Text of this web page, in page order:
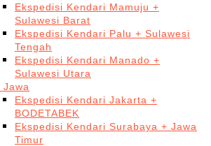
Ekspedisi Kendari Mamuju +
Sulawesi Barat
Ekspedisi Kendari Palu + Sulawesi
Tengah
Ekspedisi Kendari Manado +
Sulawesi Utara
Jawa
Ekspedisi Kendari Jakarta +
BODETABEK
Ekspedisi Kendari Surabaya + Jawa
Timur